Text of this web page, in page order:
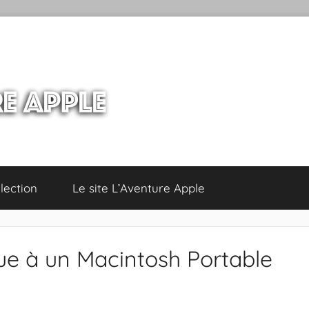
Le site L’Aventure Apple
à un Macintosh Portable